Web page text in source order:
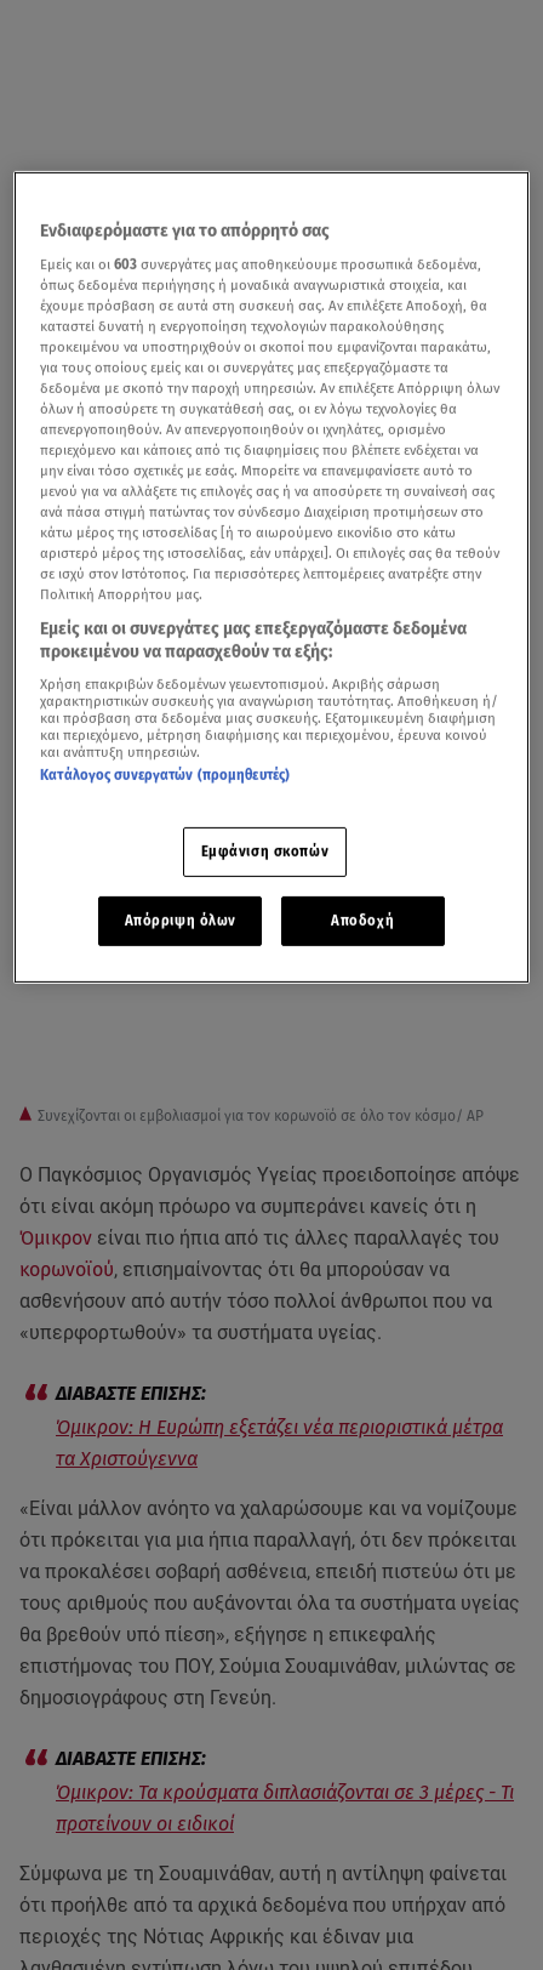
Συνεχίζονται οι εμβολιασμοί για τον κορωνοϊό σε όλο τον κόσμο/ AP
Ο Παγκόσμιος Οργανισμός Υγείας προειδοποίησε απόψε
ότι είναι ακόμη πρόωρο να συμπεράνει κανείς ότι η
Όμικρον είναι πιο ήπια από τις άλλες παραλλαγές του
κορωνοϊού, επισημαίνοντας ότι θα μπορούσαν να
ασθενήσουν από αυτήν τόσο πολλοί άνθρωποι που να
«υπερφορτωθούν» τα συστήματα υγείας.
Όμικρον: Η Ευρώπη εξετάζει νέα περιοριστικά μέτρα
τα Χριστούγεννα
«Είναι μάλλον ανόητο να χαλαρώσουμε και να νομίζουμε
ότι πρόκειται για μια ήπια παραλλαγή, ότι δεν πρόκειται
να προκαλέσει σοβαρή ασθένεια, επειδή πιστεύω ότι με
τους αριθμούς που αυξάνονται όλα τα συστήματα υγείας
θα βρεθούν υπό πίεση», εξήγησε η επικεφαλής
επιστήμονας του ΠΟΥ, Σούμια Σουαμινάθαν, μιλώντας σε
δημοσιογράφους στη Γενεύη.
Όμικρον: Τα κρούσματα διπλασιάζονται σε 3 μέρες - Τι
προτείνουν οι ειδικοί
Σύμφωνα με τη Σουαμινάθαν, αυτή η αντίληψη φαίνεται
ότι προήλθε από τα αρχικά δεδομένα που υπήρχαν από
περιοχές της Νότιας Αφρικής και έδιναν μια
Ενδιαφερόμαστε για το απόρρητό σας
Εμείς και οι603 συνεργάτες μας αποθηκεύουμε προσωπικά δεδομένα,
όπως δεδομένα περιήγησης ή μοναδικά αναγνωριστικά στοιχεία, και
έχουμε πρόσβαση σε αυτά στη συσκευή σας. Αν επιλέξετε Αποδοχή, θα
καταστεί δυνατή η ενεργοποίηση τεχνολογιών παρακολούθησης
προκειμένου να υποστηριχθούν οι σκοποί που εμφανίζονται παρακάτω,
για τους οποίους εμείς και οι συνεργάτες μας επεξεργαζόμαστε τα
δεδομένα με σκοπό την παροχή υπηρεσιών. Αν επιλέξετε Απόρριψη όλων
όλων ή αποσύρετε τη συγκατάθεσή σας, οι εν λόγω τεχνολογίες θα
απενεργοποιηθούν. Αν απενεργοποιηθούν οι ιχνηλάτες, ορισμένο
περιεχόμενο και κάποιες από τις διαφημίσεις που βλέπετε ενδέχεται να
μην είναι τόσο σχετικές με εσάς. Μπορείτε να επανεμφανίσετε αυτό το
μενού για να αλλάξετε τις επιλογές σας ή να αποσύρετε τη συναίνεσή σας
ανά πάσα στιγμή πατώντας τον σύνδεσμο Διαχείριση προτιμήσεων στο
κάτω μέρος της ιστοσελίδας [ή το αιωρούμενο εικονίδιο στο κάτω
αριστερό μέρος της ιστοσελίδας, εάν υπάρχει]. Οι επιλογές σας θα τεθούν
σε ισχύ στον Ιστότοπος. Για περισσότερες λεπτομέρειες ανατρέξτε στην
Πολιτική Απορρήτου μας.
Εμείς και οι συνεργάτες μας επεξεργαζόμαστε δεδομένα
προκειμένου να παρασχεθούν τα εξής:
Χρήση επακριβών δεδομένων γεωεντοπισμού. Ακριβής σάρωση
χαρακτηριστικών συσκευής για αναγνώριση ταυτότητας. Αποθήκευση ή/
και πρόσβαση στα δεδομένα μιας συσκευής. Εξατομικευμένη διαφήμιση
και περιεχόμενο, μέτρηση διαφήμισης και περιεχομένου, έρευνα κοινού
και ανάπτυξη υπηρεσιών.
Κατάλογος συνεργατών (προμηθευτές)
Εμφάνιση σκοπών
Απόρριψη όλων Αποδοχή